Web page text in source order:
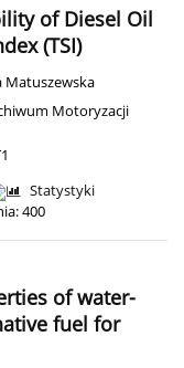
of Diesel Oil
(TSI)
Matuszewska
Motoryzacji
Statystyki
400
of water-
fuel for